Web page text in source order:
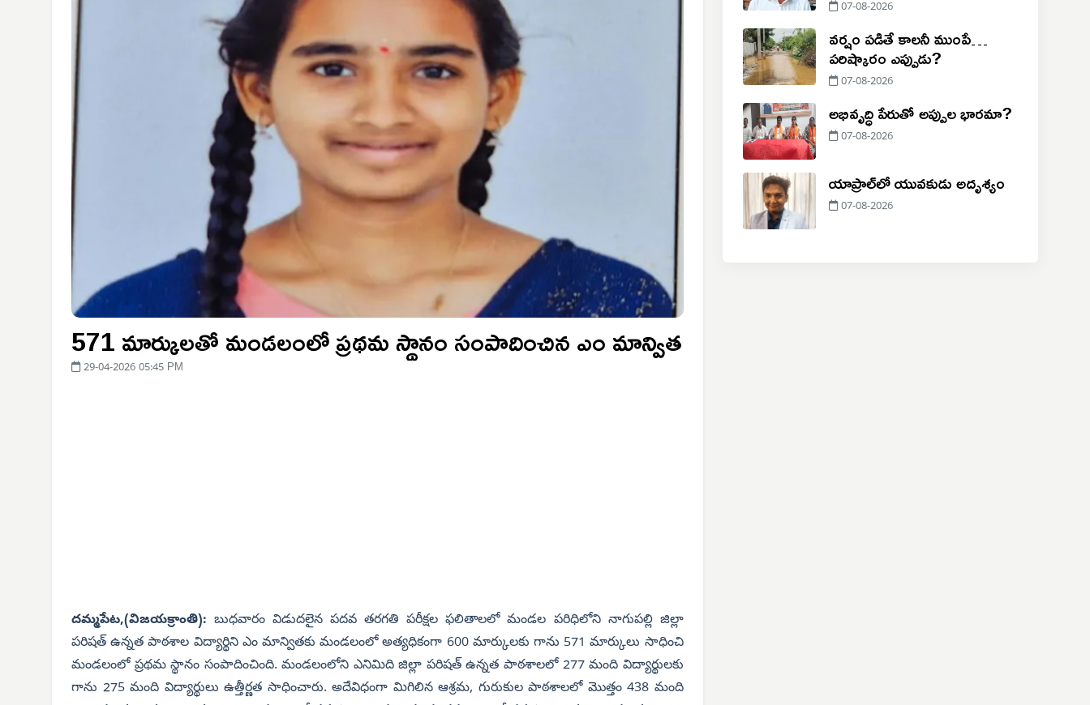
571 మార్కులతో మండలంలో ప్రథమ స్థానం సంపాదించిన ఎం మాన్విత
29-04-2026 05:45 PM
దమ్మపేట,(విజయక్రాంతి): బుధవారం విడుదలైన పదవ తరగతి పరీక్షల ఫలితాలలో మండల పరిధిలోని నాగుపల్లి జిల్లా
పరిషత్ ఉన్నత పాఠశాల విద్యార్థిని ఎం మాన్వితకు మండలంలో అత్యధికంగా 600 మార్కులకు గాను 571 మార్కులు సాధించి
మండలంలో ప్రథమ స్థానం సంపాదించింది. మండలంలోని ఎనిమిది జిల్లా పరిషత్ ఉన్నత పాఠశాలలో 277 మంది విద్యార్థులకు
గాను 275 మంది విద్యార్థులు ఉత్తీర్ణత సాధించారు. అదేవిధంగా మిగిలిన ఆశ్రమ, గురుకుల పాఠశాలలో మొత్తం 438 మంది
07-08-2026
వర్షం పడితే కాలనీ ముంపే…
పరిష్కారం ఎప్పుడు?
07-08-2026
అభివృద్ధి పేరుతో అప్పుల భారమా?
07-08-2026
యాప్రాల్‌లో యువకుడు అదృశ్యం
07-08-2026